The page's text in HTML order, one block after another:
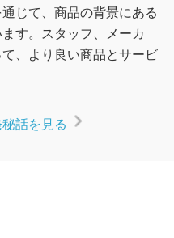
じて、商品の背景にある
す。スタッフ、メーカ
、より良い商品とサービ
話を見る